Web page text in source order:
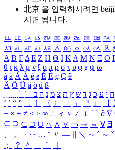
北京 을 입력하시려면
시면 됩니다.
ㅥ ㅦ ㅧ ㅨ ㅩ ㅪ ㅫ ㅬ ㅭ ㅮ ㅯ
ㅺ ㅻ ㅼ ㅽ ㅾ ㅿ ㆀ ㆁ ㆂ ㆃ ㆄ
Α Β ΓΔ Ε Ζ Η Θ Ι ΚΛ Μ Ν Ξ Ο
θ ι κ λ μ ν ξ ο π ρ σ τ υ φ χ ψ ω
á à Á À é è É È ç Ç ê
Ä Ö Ü ä ö ü ß
ִֶֹ ֻּ ׁׂ ח י ע כ ג ד ש ץ ת צ מ נ ה ב
‘ ’ “ ” 〔 〕 〈 〉 「 」 『 』 【
± × ÷ ≠ ≤ ≥ ∞ ∴ ♂ ♀ ∠ ⊥ ⌒ ∂ ∇
⊆ ⊇ ⊂ ⊃ ∪ ∩ ∧ ∨ ￢ ⇒ ⇔ ∀ ∃
、
。 · ‥ … ¨ 〃 ― ＼ ∼ ´ ～ ˇ
；
？ ＾ ｀